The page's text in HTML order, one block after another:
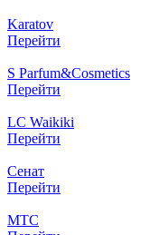
Karatov
Перейти
S Parfum&Cosmetics
Перейти
LC Waikiki
Перейти
Сенат
Перейти
МТС